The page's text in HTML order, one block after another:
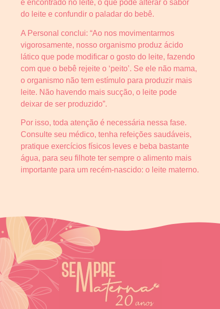
é encontrado no leite, o que pode alterar o sabor
do leite e confundir o paladar do bebê.
A Personal conclui: “Ao nos movimentarmos
vigorosamente, nosso organismo produz ácido
lático que pode modificar o gosto do leite, fazendo
com que o bebê rejeite o ‘peito’. Se ele não mama,
o organismo não tem estímulo para produzir mais
leite. Não havendo mais sucção, o leite pode
deixar de ser produzido”.
Por isso, toda atenção é necessária nessa fase.
Consulte seu médico, tenha refeições saudáveis,
pratique exercícios físicos leves e beba bastante
água, para seu filhote ter sempre o alimento mais
importante para um recém-nascido: o leite materno.